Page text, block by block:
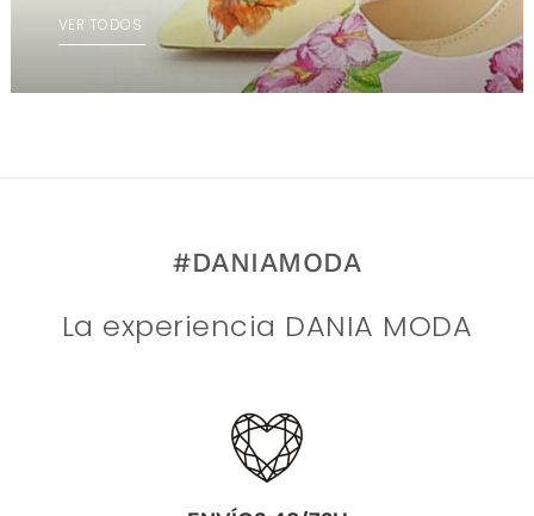
VER TODOS
#DANIAMODA
La experiencia DANIA MODA